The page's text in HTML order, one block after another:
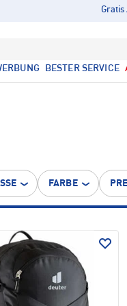
Gratis
BESTER SERVICE
FARBE